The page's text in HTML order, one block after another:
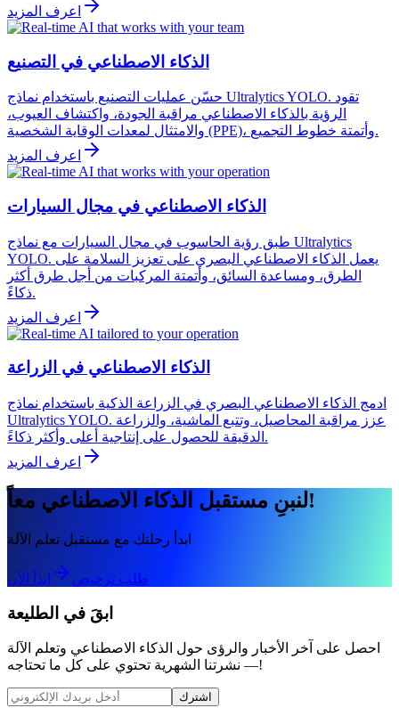
اعرف المزيد
الذكاء الاصطناعي في التصنيع
حسّن عمليات التصنيع باستخدام نماذج Ultralytics YOLO. تقود
الرؤية بالذكاء الاصطناعي مراقبة الجودة، واكتشاف العيوب،
والامتثال لمعدات الوقاية الشخصية (PPE)، وأتمتة خطوط التجميع.
اعرف المزيد
الذكاء الاصطناعي في مجال السيارات
طبق رؤية الحاسوب في مجال السيارات مع نماذج Ultralytics
YOLO. يعمل الذكاء الاصطناعي البصري على تعزيز السلامة على
الطرق، ومساعدة السائق، وأتمتة المركبات من أجل طرق أكثر
ذكاءً.
اعرف المزيد
الذكاء الاصطناعي في الزراعة
ادمج الذكاء الاصطناعي البصري في الزراعة الذكية باستخدام نماذج
Ultralytics YOLO. عزز مراقبة المحاصيل، وتتبع الماشية، والزراعة
الدقيقة للحصول على إنتاجية أعلى وأكثر ذكاءً.
اعرف المزيد
لنبنِ مستقبل الذكاء الاصطناعي معاً!
ابدأ رحلتك مع مستقبل تعلم الآلة
طلب ترخيص ابدأ الآن
ابقَ في الطليعة
احصل على آخر الأخبار والرؤى حول الذكاء الاصطناعي وتعلم الآلة
— نشرتنا الشهرية تحتوي على كل ما تحتاجه!
اشترك